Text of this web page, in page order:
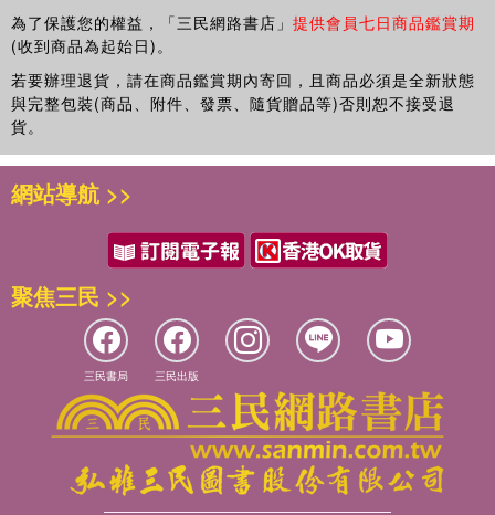
為了保護您的權益，「三民網路書店」 提供會員七日商品鑑賞期
(收到商品為起始日)。
若要辦理退貨，請在商品鑑賞期內寄回，且商品必須是全新狀態
與完整包裝(商品、附件、發票、隨貨贈品等)否則恕不接受退
貨。
網站導航 >>
聚焦三民 >>
三民書局 三民出版